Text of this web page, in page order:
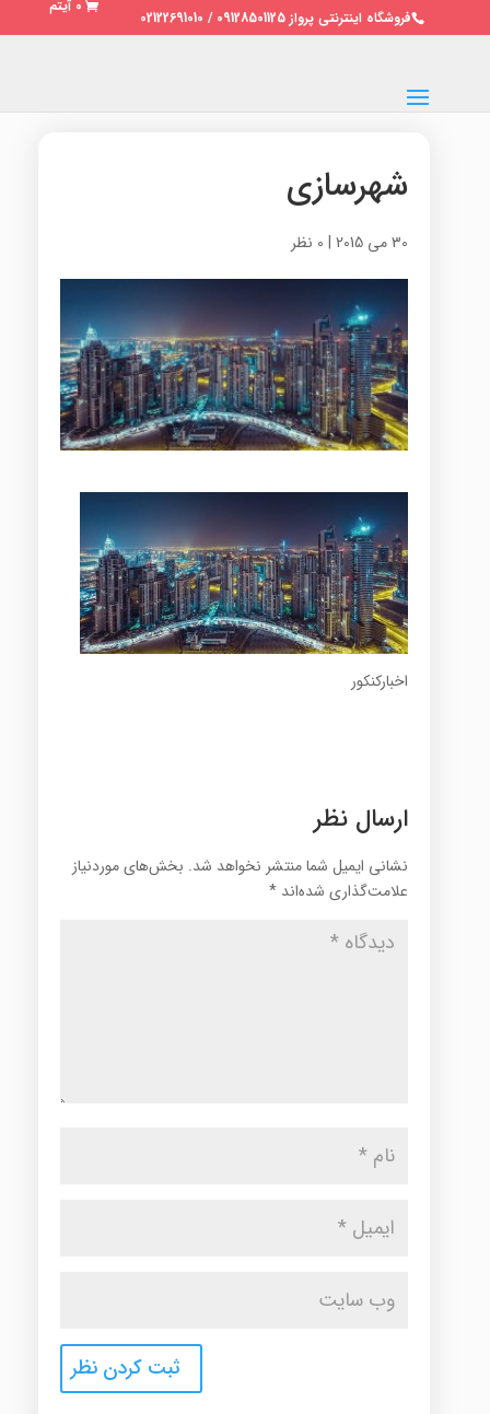
فروشگاه اینترنتی پرواز 09128501125 / 02122691010
0 آیتم
شهرسازی
30 می 2015 | 0 نظر
اخبارکنکور
ارسال نظر
نشانی ایمیل شما منتشر نخواهد شد. بخش‌های موردنیاز
علامت‌گذاری شده‌اند *